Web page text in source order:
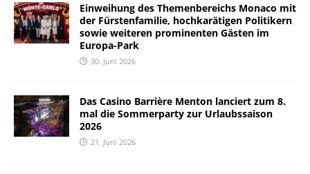
Einweihung des Themenbereichs Monaco mit
der Fürstenfamilie, hochkarätigen Politikern
sowie weiteren prominenten Gästen im
Europa-Park
30. Juni 2026
Das Casino Barrière Menton lanciert zum 8.
mal die Sommerparty zur Urlaubssaison
2026
21. Juni 2026